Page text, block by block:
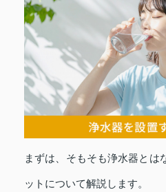
まずは、そもそも浄水器とは
ットについて解説します。